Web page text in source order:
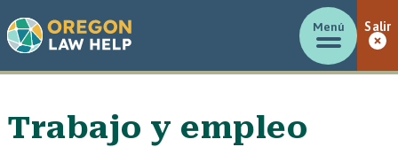
Menú Salir
Trabajo y empleo